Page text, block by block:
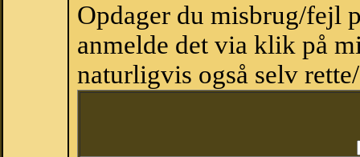
Opdager du misbrug/fejl
anmelde det via klik på
naturligvis også selv